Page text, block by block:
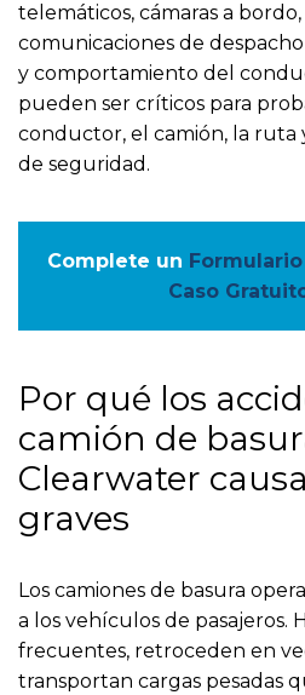
telemáticos, cámaras a
comunicaciones de
y comportamiento del
pueden ser críticos para
conductor, el camión, la ruta
de seguridad.
Complete un
Caso
Por qué los
camión de
Clearwater
graves
Los camiones de basura
a los vehículos de pasajeros.
frecuentes, retroceden en
transportan cargas pesadas